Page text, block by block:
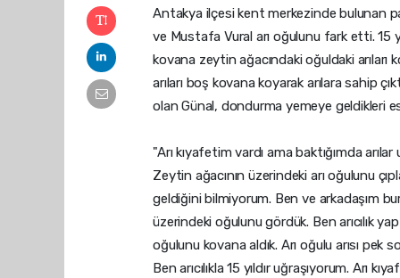
Antakya ilçesi kent merkezinde bulunan
ve Mustafa Vural arı oğulunu fark etti. 15
kovana zeytin ağacındaki oğuldaki arıları
arıları boş kovana koyarak arılara sahip
olan Günal, dondurma yemeye geldikleri
"Arı kıyafetim vardı ama baktığımda
Zeytin ağacının üzerindeki arı oğulunu
geldiğini bilmiyorum. Ben ve arkadaşım
üzerindeki oğulunu gördük. Ben arıcılık
oğulunu kovana aldık. Arı oğulu arısı pek
Ben arıcılıkla 15 yıldır uğraşıyorum. Arı